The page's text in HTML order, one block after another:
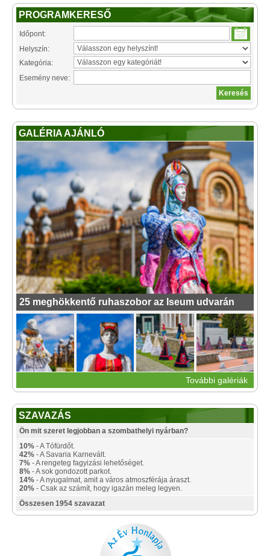
PROGRAMKERESŐ
Időpont:
Helyszín:
Kategória:
Esemény neve:
GALÉRIA AJÁNLÓ
25 meghökkentő ruhaszobor az Iseum udvarán
További galériák
SZAVAZÁS
Ön mit szeret legjobban a szombathelyi nyárban?
10% - A Tófürdőt.
42% - A Savaria Karnevált.
7% - A rengeteg fagyizási lehetőséget.
8% - A sok gondozott parkot.
14% - A nyugalmat, amit a város atmoszférája áraszt.
20% - Csak az számít, hogy igazán meleg legyen.
Összesen 1954 szavazat